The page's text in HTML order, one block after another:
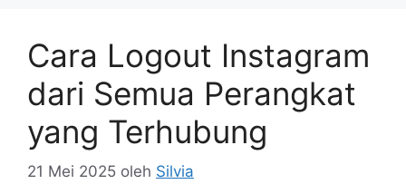
Cara Logout Instagram
dari Semua Perangkat
yang Terhubung
21 Mei 2025 oleh Silvia